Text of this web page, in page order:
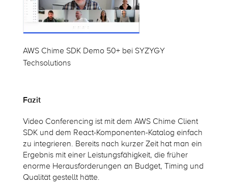
AWS Chime SDK Demo 50+ bei SYZYGY
Techsolutions
Fazit
Video Conferencing ist mit dem AWS Chime Client
SDK und dem React-Komponenten-Katalog einfach
zu integrieren. Bereits nach kurzer Zeit hat man ein
Ergebnis mit einer Leistungsfähigkeit, die früher
enorme Herausforderungen an Budget, Timing und
Qualität gestellt hätte.